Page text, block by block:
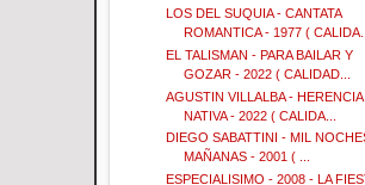
LOS DEL SUQUIA - CANTATA
ROMANTICA - 1977 ( CALIDA...
EL TALISMAN - PARA BAILAR Y
GOZAR - 2022 ( CALIDAD...
AGUSTIN VILLALBA - HERENCIA
NATIVA - 2022 ( CALIDA...
DIEGO SABATTINI - MIL
MAÑANAS - 2001 ( ...
ESPECIALISIMO - 2008 - LA